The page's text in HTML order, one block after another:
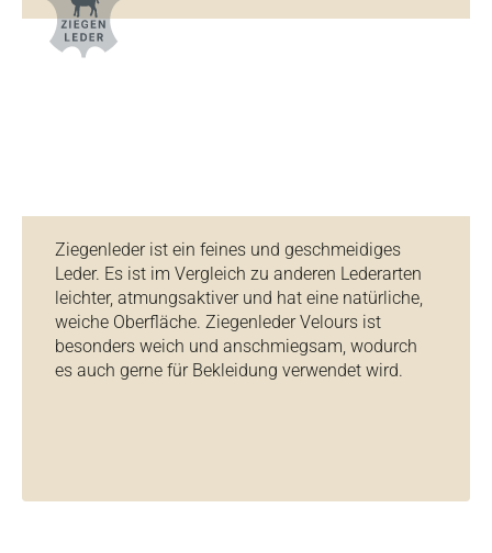
Ziegenleder ist ein feines und geschmeidiges
Leder. Es ist im Vergleich zu anderen Lederarten
leichter, atmungsaktiver und hat eine natürliche,
weiche Oberfläche. Ziegenleder Velours ist
besonders weich und anschmiegsam, wodurch
es auch gerne für Bekleidung verwendet wird.